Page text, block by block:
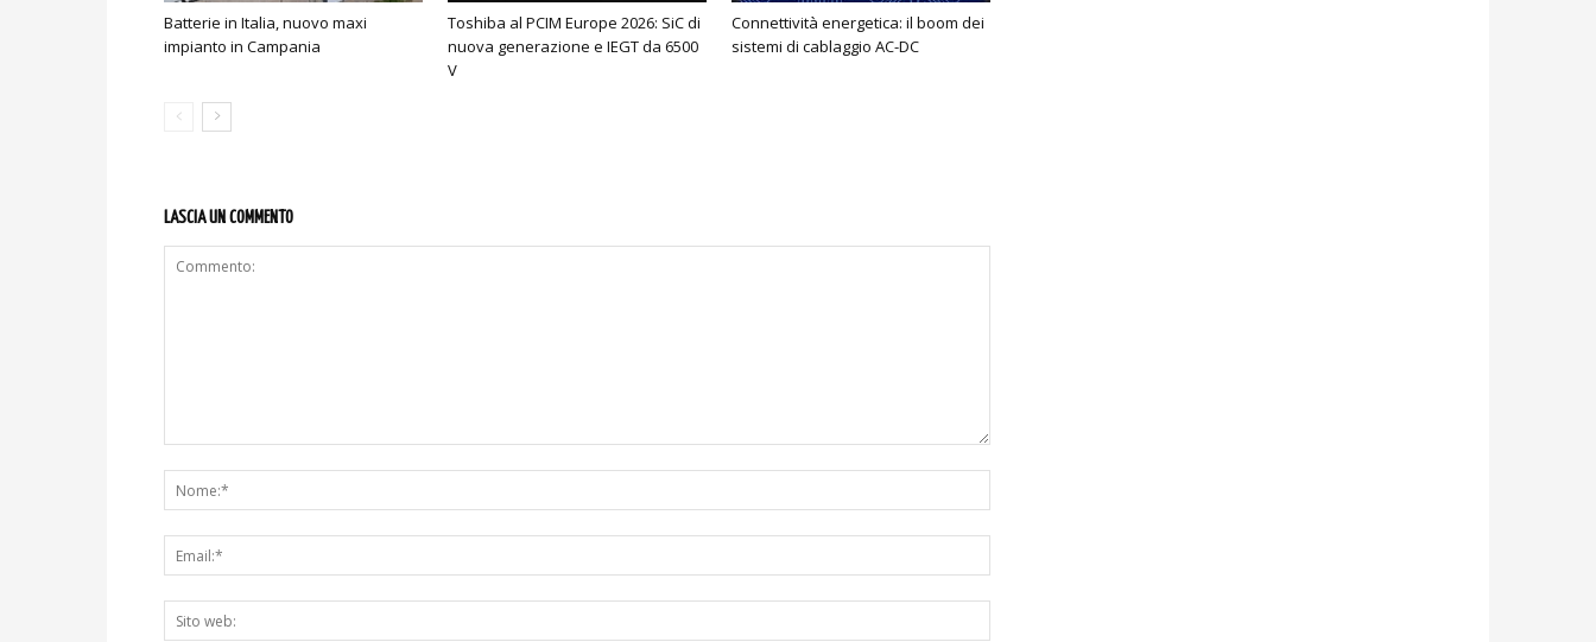
Batterie in Italia, nuovo maxi
impianto in Campania
Toshiba al PCIM Europe 2026: SiC di
nuova generazione e IEGT da 6500
V
Connettività energetica: il boom dei
sistemi di cablaggio AC-DC
LASCIA UN COMMENTO